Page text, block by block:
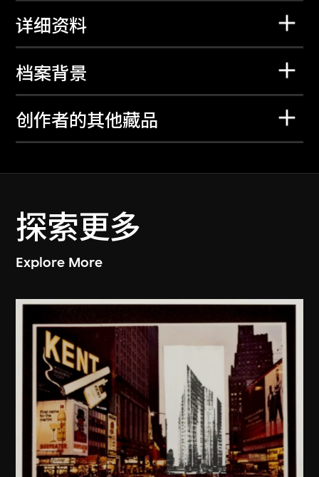
详细资料
档案背景
创作者的其他藏品
探索更多
Explore More